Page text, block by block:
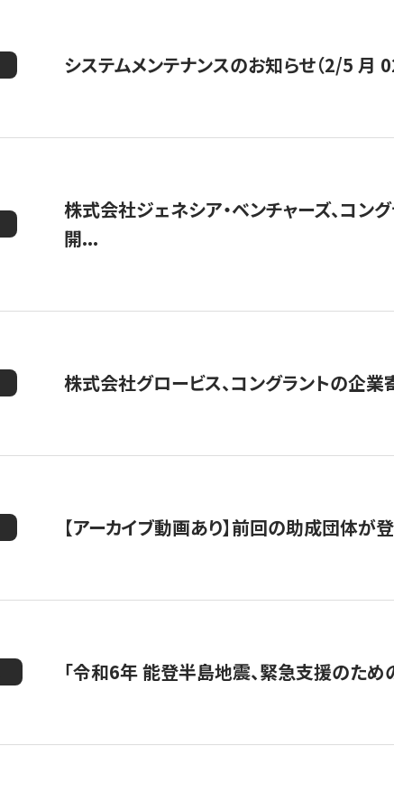
システムメンテナンスのお知らせ（2/5 月
株式会社ジェネシア・ベンチャーズ、コ
開...
株式会社グロービス、コングラントの企
【アーカイブ動画あり】前回の助成団体が
「令和6年 能登半島地震、緊急支援のため